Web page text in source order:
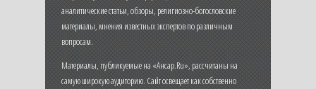
аналитические статьи, обзоры, религиозно-богословские
материалы, мнения известных экспертов по различным
вопросам.
Материалы, публикуемые на «Ансар.Ru», рассчитаны на
самую широкую аудиторию. Сайт освещает как собственно